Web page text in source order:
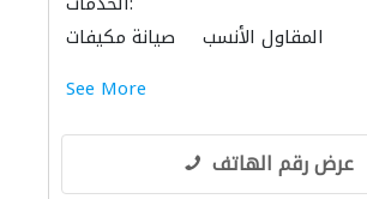
صيانة مكيفات
المقاول الأنسب
See More
عرض رقم الهاتف